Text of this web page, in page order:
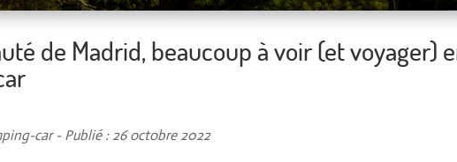
de Madrid, beaucoup à voir (et voyager)
car - Publié : 26 octobre 2022